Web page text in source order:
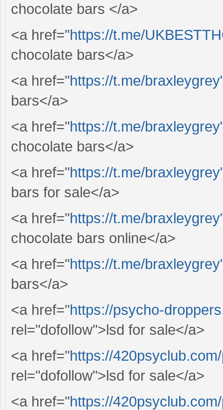
chocolate bars </a>
<a href="https://t.me/
chocolate bars</a>
<a href="https://t.me/
bars</a>
<a href="https://t.me/
chocolate bars</a>
<a href="https://t.me/
bars for sale</a>
<a href="https://t.me/
chocolate bars online</a>
<a href="https://t.me/
bars</a>
<a href="https://psycho-
rel="dofollow">lsd for sale</a>
<a href="https://
rel="dofollow">lsd for sale</a>
<a href="https://